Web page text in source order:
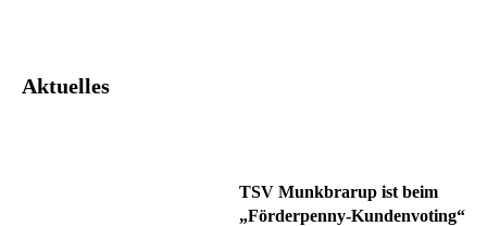
Aktuelles
TSV Munkbrarup ist beim
„Förderpenny-Kundenvoting“